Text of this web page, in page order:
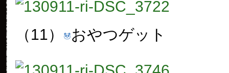
（11） おやつゲット